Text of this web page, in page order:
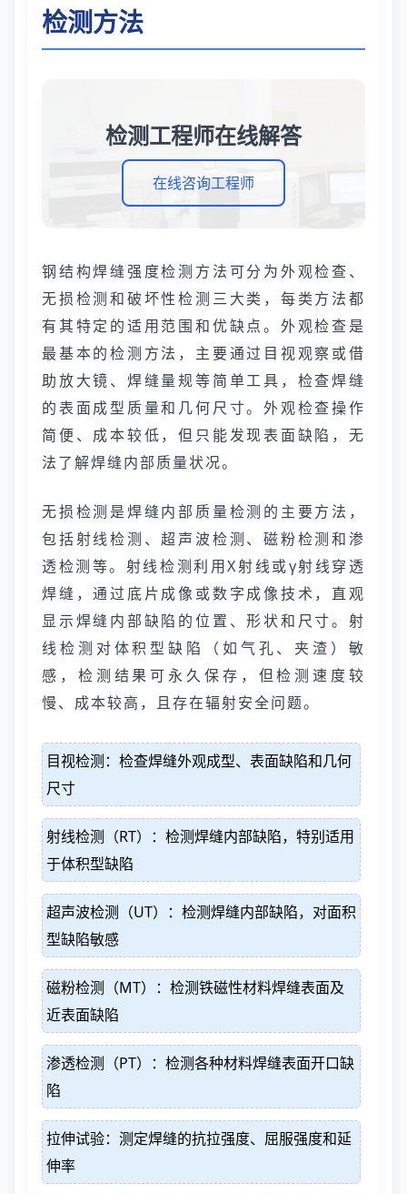
检测方法
检测工程师在线解答
在线咨询工程师
钢结构焊缝强度检测方法可分为外观检查、
无损检测和破坏性检测三大类，每类方法都
有其特定的适用范围和优缺点。外观检查是
最基本的检测方法，主要通过目视观察或借
助放大镜、焊缝量规等简单工具，检查焊缝
的表面成型质量和几何尺寸。外观检查操作
简便、成本较低，但只能发现表面缺陷，无
法了解焊缝内部质量状况。
无损检测是焊缝内部质量检测的主要方法，
包括射线检测、超声波检测、磁粉检测和渗
透检测等。射线检测利用X射线或γ射线穿透
焊缝，通过底片成像或数字成像技术，直观
显示焊缝内部缺陷的位置、形状和尺寸。射
线检测对体积型缺陷（如气孔、夹渣）敏
感，检测结果可永久保存，但检测速度较
慢、成本较高，且存在辐射安全问题。
目视检测：检查焊缝外观成型、表面缺陷和几何
尺寸
射线检测（RT）：检测焊缝内部缺陷，特别适用
于体积型缺陷
超声波检测（UT）：检测焊缝内部缺陷，对面积
型缺陷敏感
磁粉检测（MT）：检测铁磁性材料焊缝表面及
近表面缺陷
渗透检测（PT）：检测各种材料焊缝表面开口缺
陷
拉伸试验：测定焊缝的抗拉强度、屈服强度和延
伸率